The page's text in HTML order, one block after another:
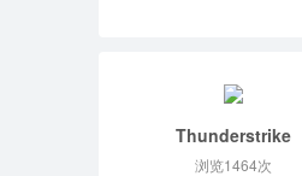
Thunderstrike
浏览1464次